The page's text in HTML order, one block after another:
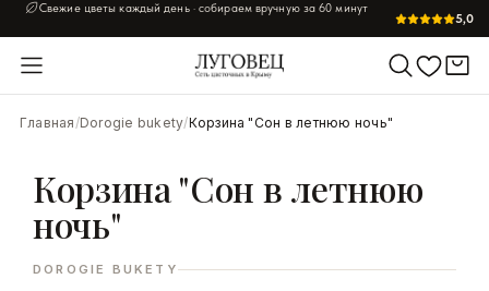
Заказ до20:30— доставим сегодня по Симферополю
5,0
Главная/Dorogie bukety/Корзина "Сон в летнюю ночь"
Корзина "Сон в летнюю
ночь"
DOROGIE BUKETY